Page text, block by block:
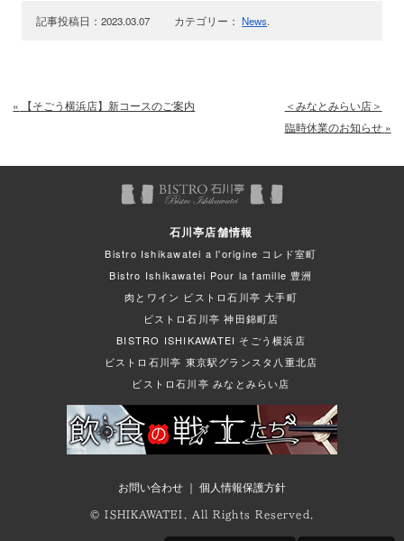
記事投稿日：2023.03.07 カテゴリー：News.
« 【そごう横浜店】新コースのご案内
＜みなとみらい店＞
臨時休業のお知らせ »
石川亭店舗情報
Bistro Ishikawatei a l'origine コレド室町
Bistro Ishikawatei Pour la famille 豊洲
肉とワイン ビストロ石川亭 大手町
ビストロ石川亭 神田錦町店
BISTRO ISHIKAWATEI そごう横浜店
ビストロ石川亭 東京駅グランスタ八重北店
ビストロ石川亭 みなとみらい店
お問い合わせ ｜ 個人情報保護方針
© ISHIKAWATEI. All Rights Reserved.